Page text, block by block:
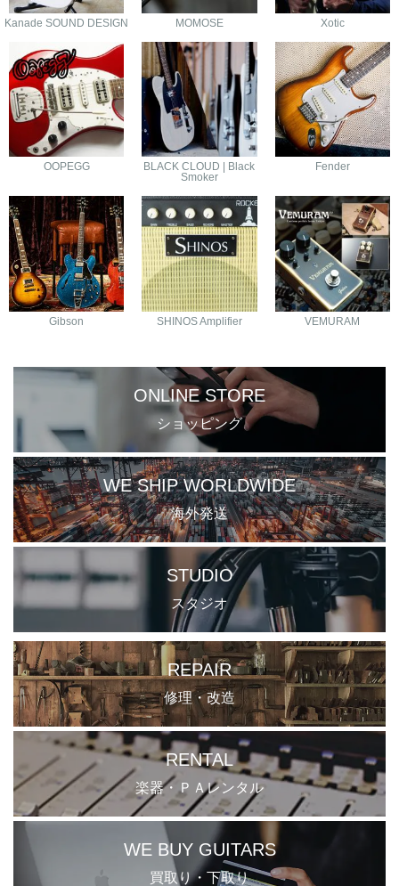
Kanade SOUND DESIGN MOMOSE Xotic
OOPEGG
BLACK CLOUD | Black
Smoker
Fender
Gibson SHINOS Amplifier VEMURAM
ONLINE STORE
ショッピング
WE SHIP WORLDWIDE
海外発送
STUDIO
スタジオ
REPAIR
修理・改造
RENTAL
楽器・ＰＡレンタル
WE BUY GUITARS
買取り・下取り